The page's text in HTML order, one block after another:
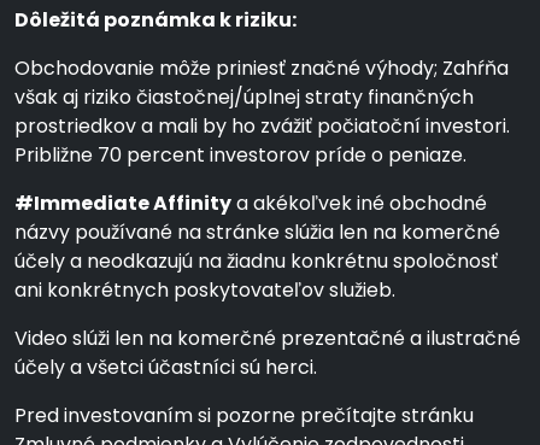
Dôležitá poznámka k riziku:
Obchodovanie môže priniesť značné výhody; Zahŕňa
však aj riziko čiastočnej/úplnej straty finančných
prostriedkov a mali by ho zvážiť počiatoční investori.
Približne 70 percent investorov príde o peniaze.
#Immediate Affinitya akékoľvek iné obchodné
názvy používané na stránke slúžia len na komerčné
účely a neodkazujú na žiadnu konkrétnu spoločnosť
ani konkrétnych poskytovateľov služieb.
Video slúži len na komerčné prezentačné a ilustračné
účely a všetci účastníci sú herci.
Pred investovaním si pozorne prečítajte stránku